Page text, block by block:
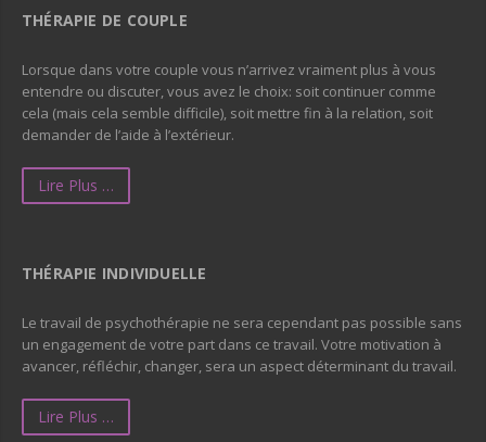
THÉRAPIE DE COUPLE
Lorsque dans votre couple vous n’arrivez vraiment plus à vous
entendre ou discuter, vous avez le choix: soit continuer comme
cela (mais cela semble difficile), soit mettre fin à la relation, soit
demander de l’aide à l’extérieur.
Lire Plus …
THÉRAPIE INDIVIDUELLE
Le travail de psychothérapie ne sera cependant pas possible sans
un engagement de votre part dans ce travail. Votre motivation à
avancer, réfléchir, changer, sera un aspect déterminant du travail.
Lire Plus …